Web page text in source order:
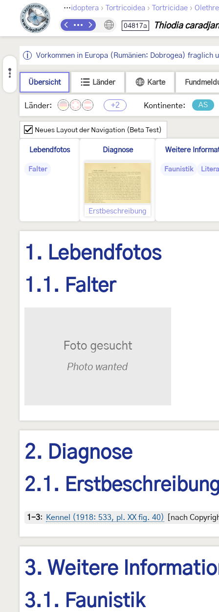
Lepidoptera › Tortricoidea › Tortricidae ›
04817a Thiodia
Vorkommen in Europa (Rumänien: Dobrogea) fraglich
Übersicht Länder Karte
Länder: +2 Kontinente: AS
Neues Layout der Navigation (Beta Test)
Lebendfotos
Falter
Diagnose
Erstbeschreibung
Weitere
Faunistik
1. Lebendfotos
1.1. Falter
2. Diagnose
2.1.
1-3: Kennel (1918: 533, pl. XX fig. 40) [nach
3. Weitere
3.1. Faunistik